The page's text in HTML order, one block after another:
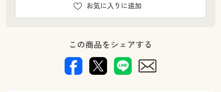
お気に入りに追加
この商品をシェアする